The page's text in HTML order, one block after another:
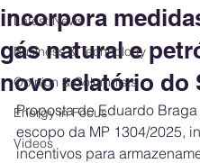
Latest News
Business & Technology
Opinion & Columnists
Energy in Focus
Videos
incorpora
gás natural e
novo relatório do
Proposta de Eduardo
escopo da MP 1304/2025,
incentivos para